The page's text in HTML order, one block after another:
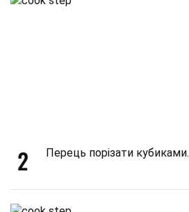
2 Перець порізати кубиками.